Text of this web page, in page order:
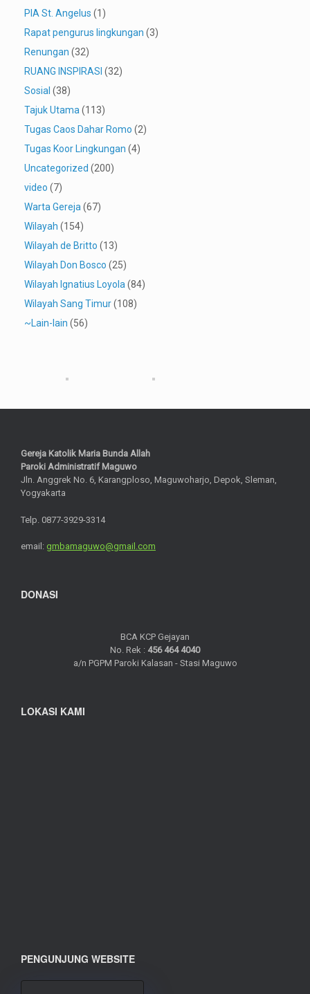
PIA St. Angelus (1)
Rapat pengurus lingkungan (3)
Renungan (32)
RUANG INSPIRASI (32)
Sosial (38)
Tajuk Utama (113)
Tugas Caos Dahar Romo (2)
Tugas Koor Lingkungan (4)
Uncategorized (200)
video (7)
Warta Gereja (67)
Wilayah (154)
Wilayah de Britto (13)
Wilayah Don Bosco (25)
Wilayah Ignatius Loyola (84)
Wilayah Sang Timur(108)
~Lain-lain (56)
Gereja Katolik Maria Bunda Allah
Paroki Administratif Maguwo
Jln. Anggrek No. 6, Karangploso, Maguwoharjo, Depok, Sleman,
Yogyakarta
Telp. 0877-3929-3314
email: gmbamaguwo@gmail.com
DONASI
BCA KCP Gejayan
No. Rek : 456 464 4040
a/n PGPM Paroki Kalasan - Stasi Maguwo
LOKASI KAMI
PENGUNJUNG WEBSITE